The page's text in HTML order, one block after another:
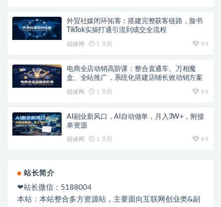
外贸社媒闭环拓客：搭建完整获客链路，脸书
TikTok实操打通引流到成交全流程
福缘网 1 天前 9.9
电商全店动销高阶课：整合直通车、万相魔
盒、全站推广，系统化搭建店铺长效动销方案
福缘网 1 天前 9.9
AI副业新风口，AI自动做单，月入3W+，附接
单资源
福缘网 1 天前 9.9
站长简介
❤站长微信：5188004
本站：本站整合多方资源站，主要面向互联网创业类&副